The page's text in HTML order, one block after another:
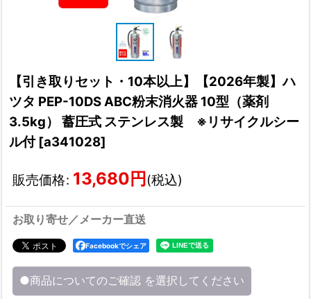
【引き取りセット・10本以上】【2026年製】ハ
ツタ PEP-10DS ABC粉末消火器 10型（薬剤
3.5kg） 蓄圧式 ステンレス製 ※リサイクルシー
ル付 [a341028]
販売価格: 13,680 円 (税込)
お取り寄せ／メーカー直送
Facebookでシェア
●商品についてのご確認 を選択してください